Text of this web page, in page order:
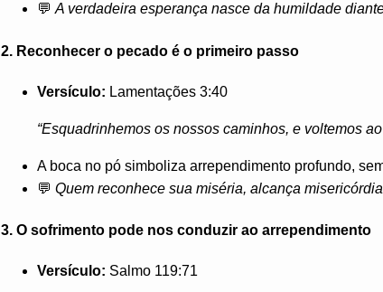
💬 A verdadeira esperança nasce da humildade
2. Reconhecer o pecado é o primeiro passo
Versículo: Lamentações 3:40
“Esquadrinhemos os nossos caminhos, e voltemos ao
A boca no pó simboliza arrependimento profundo,
💬 Quem reconhece sua miséria, alcança
3. O sofrimento pode nos conduzir ao arrependimento
Versículo: Salmo 119:71